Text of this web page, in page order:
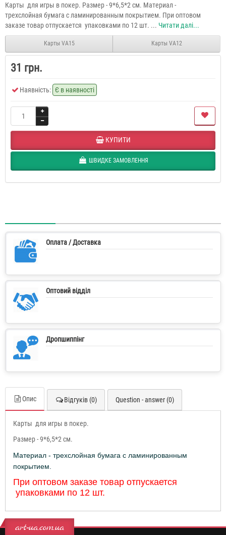
Карты для игры в покер. Размер - 9*6,5*2 см. Материал -
трехслойная бумага с ламинированным покрытием. При оптовом
заказе товар отпускается упаковками по 12 шт. ... Читати далі...
Карты VA15 Карты VA12
31 грн.
Наявність: Є в наявності
КУПИТИ
ШВИДКЕ ЗАМОВЛЕННЯ
Оплата / Доставка
Оптовий відділ
Дропшиппінг
Опис Відгуків (0) Question - answer (0)
Карты для игры в покер.
Размер - 9*6,5*2 см.
Материал - трехслойная бумага с ламинированным
покрытием.
При оптовом заказе товар отпускается
упаковками по 12 шт.
art-ua.com.ua